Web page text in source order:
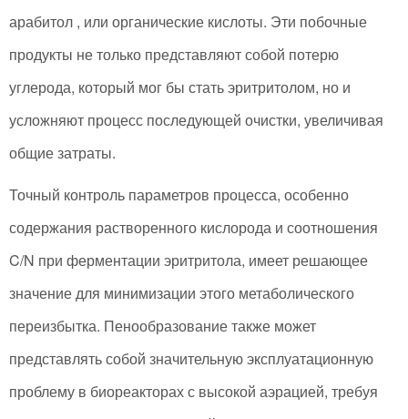
арабитол , или органические кислоты. Эти побочные
продукты не только представляют собой потерю
углерода, который мог бы стать эритритолом, но и
усложняют процесс последующей очистки, увеличивая
общие затраты.
Точный контроль параметров процесса, особенно
содержания растворенного кислорода и соотношения
C/N при ферментации эритритола, имеет решающее
значение для минимизации этого метаболического
переизбытка. Пенообразование также может
представлять собой значительную эксплуатационную
проблему в биореакторах с высокой аэрацией, требуя